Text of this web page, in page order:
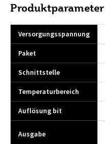
Produktparameter
Versorgungsspannung
Paket
Schnittstelle
Temperaturbereich
Auflösung bit
Ausgabe